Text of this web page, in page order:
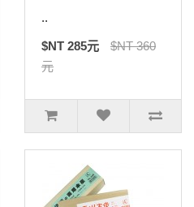
..
$NT 285元
$NT 360
元